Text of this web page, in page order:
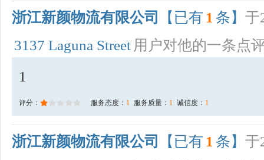
浙江新颜物流有限公司 【已有 1 条】 于
3137 Laguna Street 用户对他的一条点
1
评分： 服务态度： 1 服务质量： 1 诚信度： 1
浙江新颜物流有限公司 【已有 1 条】 于